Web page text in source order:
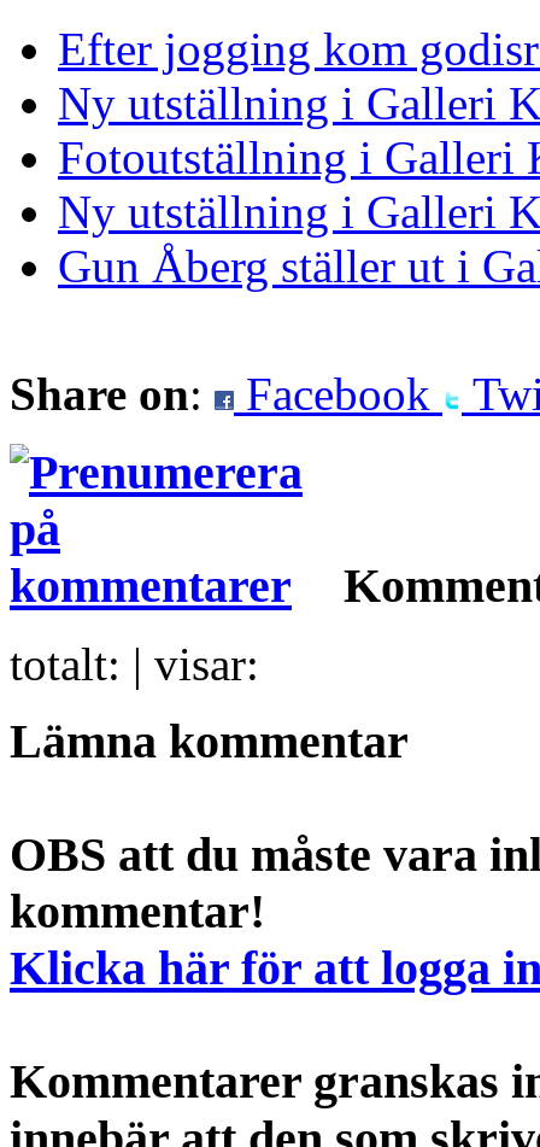
Efter jogging kom
Ny utställning i Galleri
Fotoutställning i Galleri
Ny utställning i Galleri
Gun Åberg ställer ut i
Share on: Facebook
totalt: | visar:
Lämna kommentar
OBS att du måste vara
kommentar!
Klicka här för att logga
Kommentarer granskas